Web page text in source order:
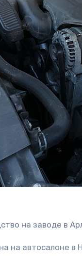
на заводе в
на автосалоне в